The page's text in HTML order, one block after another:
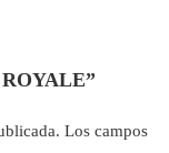
Los campos